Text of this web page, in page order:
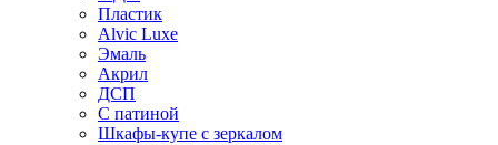
Пластик
Alvic Luxe
Эмаль
Акрил
ДСП
С патиной
Шкафы-купе с зеркалом